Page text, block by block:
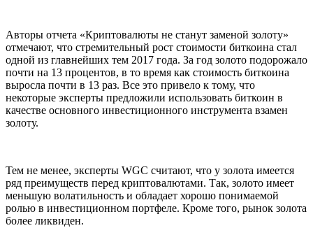
Авторы отчета «Криптовалюты не станут заменой золоту»
отмечают, что стремительный рост стоимости биткоина стал
одной из главнейших тем 2017 года. За год золото подорожало
почти на 13 процентов, в то время как стоимость биткоина
выросла почти в 13 раз. Все это привело к тому, что
некоторые эксперты предложили использовать биткоин в
качестве основного инвестиционного инструмента взамен
золоту.
Тем не менее, эксперты WGC считают, что у золота имеется
ряд преимуществ перед криптовалютами. Так, золото имеет
меньшую волатильность и обладает хорошо понимаемой
ролью в инвестиционном портфеле. Кроме того, рынок золота
более ликвиден.